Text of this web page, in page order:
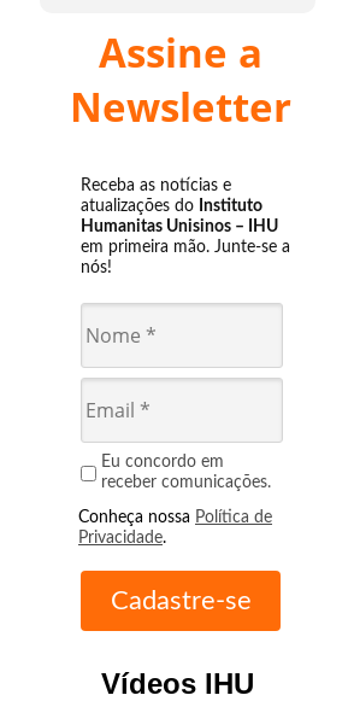
Assine a
Newsletter
Receba as notícias e
atualizações do Instituto
Humanitas Unisinos – IHU
em primeira mão. Junte-se a
nós!
Eu concordo em
receber comunicações.
Conheça nossa Política de
Privacidade.
Vídeos IHU